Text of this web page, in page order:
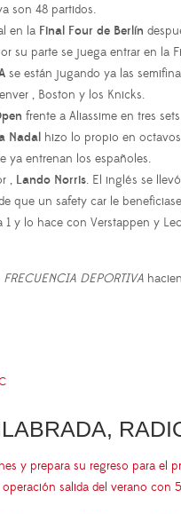
son 48 partidos.
en la Final Four de Berlín
su parte se juega entrar en la
se están jugando ya las
, Boston y los Knicks.
frente a Aliassime en tres
Nadal hizo lo propio en
ya entrenan los españoles.
, Lando Norris. El inglés se
que un safety car le
y lo hace con Verstappen y
FRECUENCIA DEPORTIVA
y prepara su regreso para el
salida del verano con